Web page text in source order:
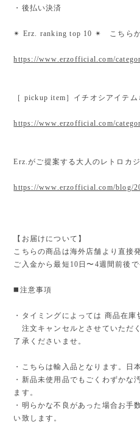
・後払い決済
✴︎ Erz. ranking top 10 ✴︎ こちら
https://www.erzofficial.com/
［ pickup item］イチオシアイテム
https://www.erzofficial.com/
Erz.がご提案する大人のレトロカ
https://www.erzofficial.com/blog/
【お届けについて】
こちらの商品は海外店舗より直接
ご入金から最短10日〜4週間前後で
◼️注意事項
・タイミングによっては 商品在庫
注文キャンセルとさせていただ
了承くださいませ。
・こちらは輸入品となります。日
・新品未使用品でもごくわずかな
ます。
・明らかな不良があった場合お手
い致します。